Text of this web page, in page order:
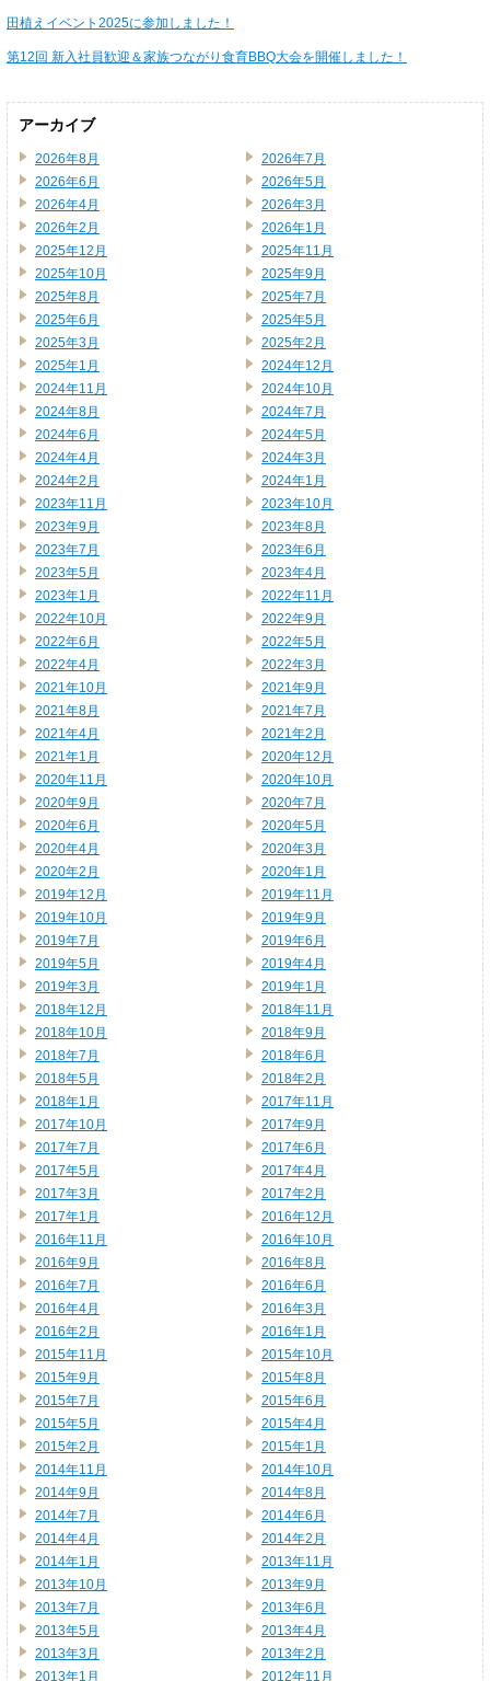
田植えイベント2025に参加しました！
第12回 新入社員歓迎＆家族つながり食育BBQ大会を開催しました！
アーカイブ
2026年8月
2026年7月
2026年6月
2026年5月
2026年4月
2026年3月
2026年2月
2026年1月
2025年12月
2025年11月
2025年10月
2025年9月
2025年8月
2025年7月
2025年6月
2025年5月
2025年3月
2025年2月
2025年1月
2024年12月
2024年11月
2024年10月
2024年8月
2024年7月
2024年6月
2024年5月
2024年4月
2024年3月
2024年2月
2024年1月
2023年11月
2023年10月
2023年9月
2023年8月
2023年7月
2023年6月
2023年5月
2023年4月
2023年1月
2022年11月
2022年10月
2022年9月
2022年6月
2022年5月
2022年4月
2022年3月
2021年10月
2021年9月
2021年8月
2021年7月
2021年4月
2021年2月
2021年1月
2020年12月
2020年11月
2020年10月
2020年9月
2020年7月
2020年6月
2020年5月
2020年4月
2020年3月
2020年2月
2020年1月
2019年12月
2019年11月
2019年10月
2019年9月
2019年7月
2019年6月
2019年5月
2019年4月
2019年3月
2019年1月
2018年12月
2018年11月
2018年10月
2018年9月
2018年7月
2018年6月
2018年5月
2018年2月
2018年1月
2017年11月
2017年10月
2017年9月
2017年7月
2017年6月
2017年5月
2017年4月
2017年3月
2017年2月
2017年1月
2016年12月
2016年11月
2016年10月
2016年9月
2016年8月
2016年7月
2016年6月
2016年4月
2016年3月
2016年2月
2016年1月
2015年11月
2015年10月
2015年9月
2015年8月
2015年7月
2015年6月
2015年5月
2015年4月
2015年2月
2015年1月
2014年11月
2014年10月
2014年9月
2014年8月
2014年7月
2014年6月
2014年4月
2014年2月
2014年1月
2013年11月
2013年10月
2013年9月
2013年7月
2013年6月
2013年5月
2013年4月
2013年3月
2013年2月
2013年1月
2012年11月